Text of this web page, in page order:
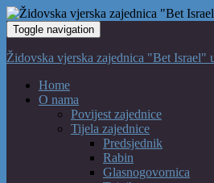
Toggle navigation
Home
O nama
Povijest zajednice
Tijela zajednice
Predsjednik
Rabin
Glasnogovornica